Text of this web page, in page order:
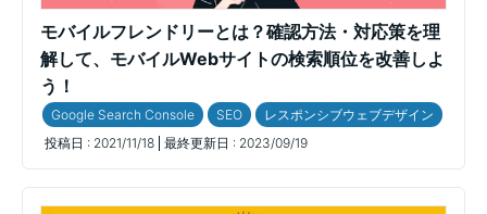
モバイルフレンドリーとは？確認方法・対応策を理
解して、モバイルWebサイトの検索順位を改善しよ
う！
Google Search Console SEO
レスポンシブウェブデザイン
投稿日 : 2021/11/18 最終更新日 : 2023/09/19